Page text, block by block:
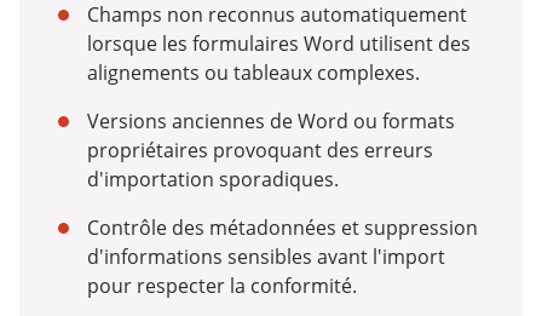
Champs non reconnus automatiquement
lorsque les formulaires Word utilisent des
alignements ou tableaux complexes.
Versions anciennes de Word ou formats
propriétaires provoquant des erreurs
d'importation sporadiques.
Contrôle des métadonnées et suppression
d'informations sensibles avant l'import
pour respecter la conformité.